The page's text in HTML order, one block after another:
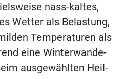
nass-kal­tes,
Wet­ter als Be­las­tung,
Tem­pe­ra­tu­ren als
eine Win­ter­wan­de­
aus­ge­wähl­ten Heil­